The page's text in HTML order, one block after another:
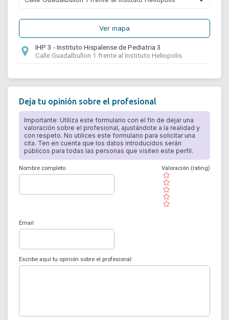
Ver mapa
IHP 3 - Instituto Hispalense de Pediatria 3
Calle Guadalbullon 1 frente al Instituto Heliopolis
Deja tu opinión sobre el profesional
Importante: Utiliza este formulario con el fin de dejar una
valoración sobre el profesional, ajustándote a la realidad y
con respeto. No utilices este formulario para solicitar una
cita. Ten en cuenta que los datos introducidos serán
públicos para todas las personas que visiten este perfil.
Nombre completo
( )
( )
( )
( )
( )
Valoración (rating)
Email
Escribe aquí tu opinión sobre el profesional: